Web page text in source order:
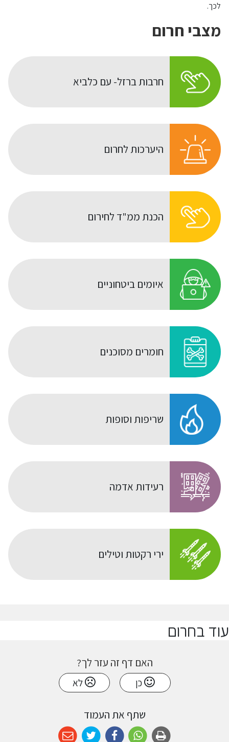
לכך.
מצבי חרום
חרבות ברזל- עם כלביא
היערכות לחרום
הכנת ממ"ד לחירום
איומים ביטחוניים
חומרים מסוכנים
שריפות וסופות
רעידות אדמה
ירי רקטות וטילים
עוד בחרום
האם דף זה עזר לך?
כן לא
שתף את העמוד